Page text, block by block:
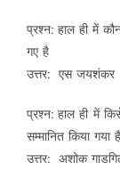
प्रश्न: हाल ही में
गए है
उत्तर: एस जयशंकर
प्रश्न: हाल ही में
सम्मानित किया गया है
उत्तर: अशोक